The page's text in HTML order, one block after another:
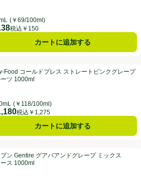
(￥69/100ml)
税込￥150
カートに追加する
ストレートピンクグレープフルーツ
月
中4.0点。
Food コールドプレス ストレートピンクグレープ
ツ 1000ml
(￥118/100ml)
税込￥1,275
カートに追加する
ドグレープ ミックスジュース 1000ml
月
中4.3点。
ン Gentire グアバアンドグレープ ミックス
ス 1000ml